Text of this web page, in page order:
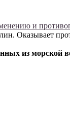
и
Оказывает
из морской